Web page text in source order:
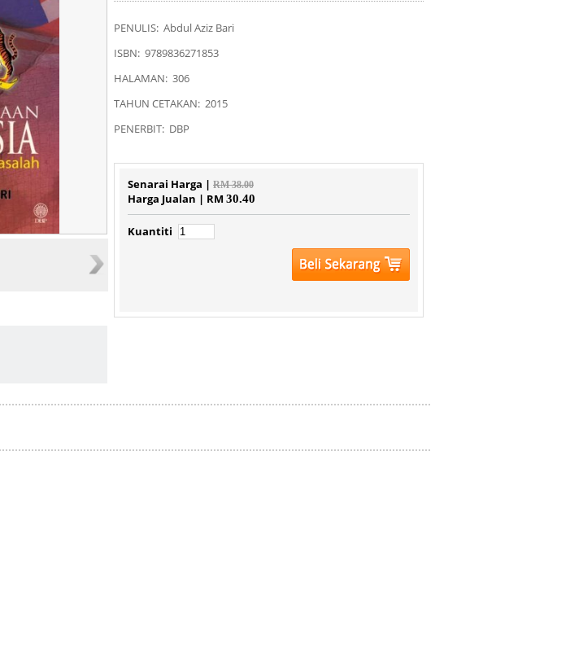
PENULIS: Abdul Aziz Bari
ISBN: 9789836271853
HALAMAN: 306
TAHUN CETAKAN: 2015
PENERBIT: DBP
Senarai Harga | RM 38.00
Harga Jualan | RM 30.40
Kuantiti